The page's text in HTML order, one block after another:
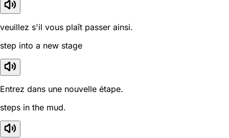
veuillez s'il vous plaît passer ainsi.
step into a new stage
Entrez dans une nouvelle étape.
steps in the mud.